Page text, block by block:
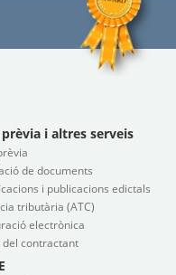
i altres serveis
de documents
i publicacions edictals
tributària (ATC)
electrònica
del contractant